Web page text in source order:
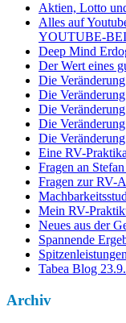
Aktien, Lotto
Alles auf
YOUTUBE-
Deep Mind
Der Wert eines
Die
Die
Die
Die
Die
Eine RV-
Fragen an
Fragen zur RV-
Mein RV-
Neues aus der
Spannende
Tabea Blog
Archiv